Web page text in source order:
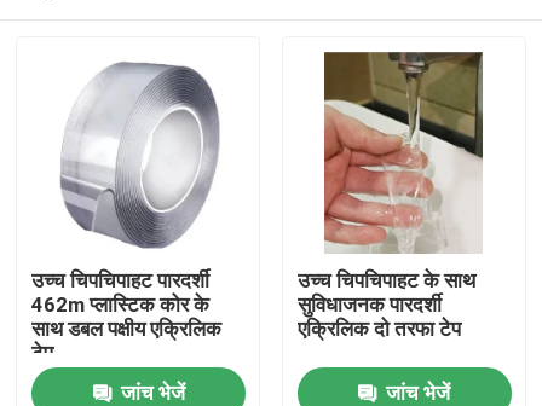
उच्च चिपचिपाहट पारदर्शी
462m प्लास्टिक कोर के
साथ डबल पक्षीय एक्रिलिक
टेप
जांच भेजें
उच्च चिपचिपाहट के साथ
सुविधाजनक पारदर्शी
एक्रिलिक दो तरफा टेप
जांच भेजें